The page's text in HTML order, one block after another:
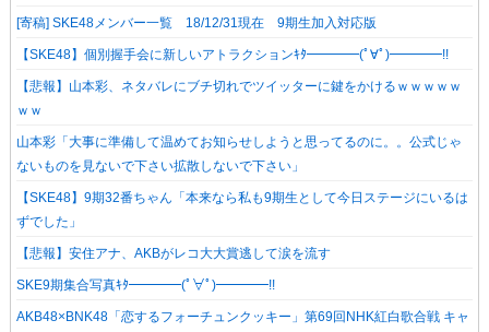
[寄稿] SKE48メンバー一覧 18/12/31現在 9期生加入対応版
【SKE48】個別握手会に新しいアトラクションｷﾀ━━━━(ﾟ∀ﾟ)━━━━!!
【悲報】山本彩、ネタバレにブチ切れでツイッターに鍵をかけるｗｗｗｗｗ
ｗｗ
山本彩「大事に準備して温めてお知らせしようと思ってるのに。。公式じゃ
ないものを見ないで下さい拡散しないで下さい」
【SKE48】9期32番ちゃん「本来なら私も9期生として今日ステージにいるは
ずでした」
【悲報】安住アナ、AKBがレコ大大賞逃して涙を流す
SKE9期集合写真ｷﾀ━━━━(ﾟ∀ﾟ)━━━━!!
AKB48×BNK48「恋するフォーチュンクッキー」第69回NHK紅白歌合戦 キャ